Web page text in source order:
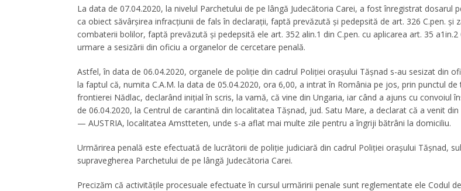
La data de 07.04.2020, la nivelul Parchetului de pe lângă Judecătoria Carei, a fost înregistrat dosarul
ca obiect săvârșirea infracțiunii de fals în declarații, faptă prevăzută și pedepsită de art. 326 C.pen. și
combaterii bolilor, faptă prevăzută și pedepsită ele art. 352 alin.1 din C.pen. cu aplicarea art. 35 a1in.2
urmare a sesizării din oficiu a organelor de cercetare penală.
Astfel, în data de 06.04.2020, organele de poliție din cadrul Poliției oraşului Tășnad s-au sesizat din
la faptul că, numita C.A.M. la data de 05.04.2020, ora 6,00, a intrat în România pe jos, prin punctul de
frontierei Nădlac, declarând inițial în scris, la vamă, că vine din Ungaria, iar când a ajuns cu convoiul
de 06.04.2020, la Centrul de carantină din localitatea Tășnad, jud. Satu Mare, a declarat că a venit
— AUSTRIA, localitatea Amstteten, unde s-a aflat mai multe zile pentru a îngriji bătrâni la domiciliu.
Urmărirea penală este efectuată de lucrătorii de poliție judiciară din cadrul Poliției oraşului Tășnad,
supravegherea Parchetului de pe lângă Judecătoria Carei.
Precizăm că activitățile procesuale efectuate în cursul urmăririi penale sunt reglementate ele Codul